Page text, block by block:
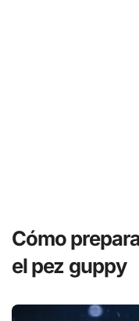
Cómo
el pez guppy